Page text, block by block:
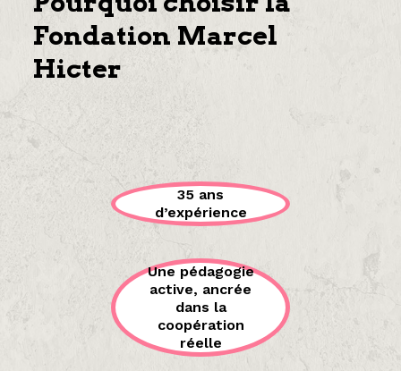
Fondation Marcel
Hicter
35 ans
d’expérience
Une pédagogie
active, ancrée
dans la
coopération
réelle